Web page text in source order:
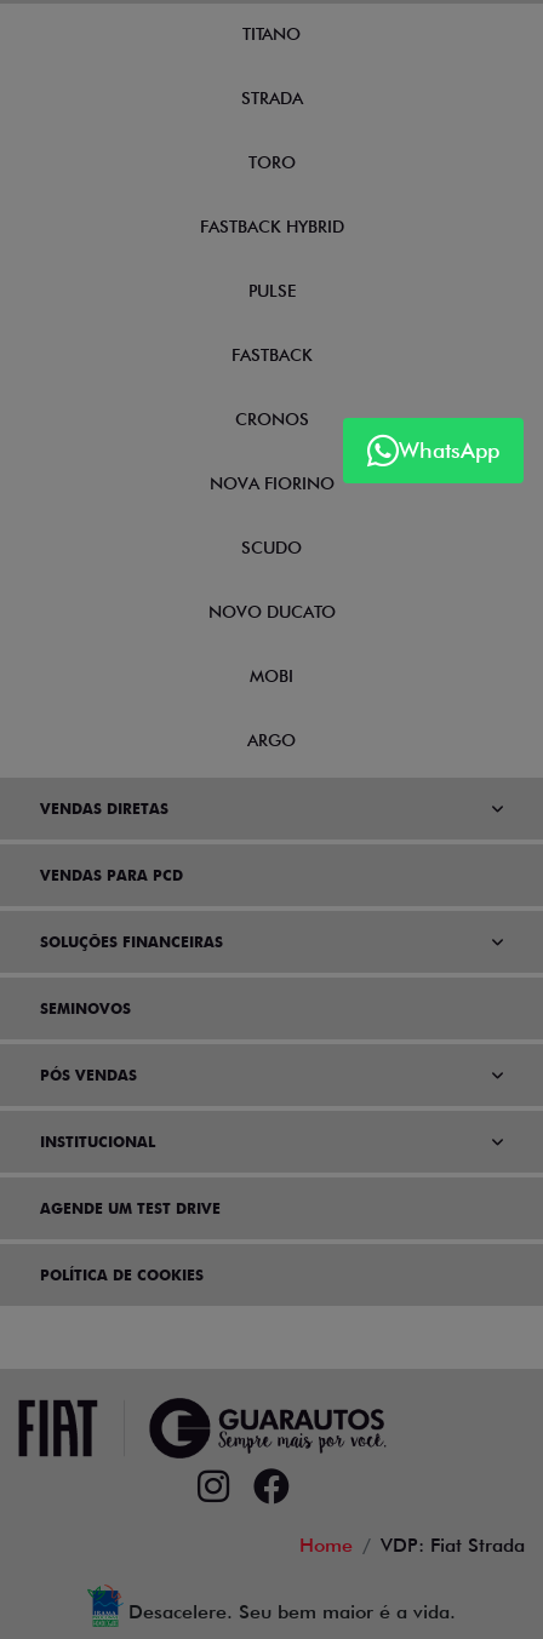
WhatsApp
TITANO
STRADA
TORO
FASTBACK HYBRID
PULSE
FASTBACK
CRONOS
NOVA FIORINO
SCUDO
NOVO DUCATO
MOBI
ARGO
VENDAS DIRETAS
VENDAS PARA PCD
SOLUÇÕES FINANCEIRAS
SEMINOVOS
PÓS VENDAS
INSTITUCIONAL
AGENDE UM TEST DRIVE
POLÍTICA DE COOKIES
Home VDP: Fiat Strada
Desacelere. Seu bem maior é a vida.